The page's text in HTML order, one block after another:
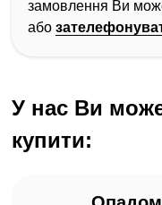
замовлення Ви
або
У нас Ви
купити: